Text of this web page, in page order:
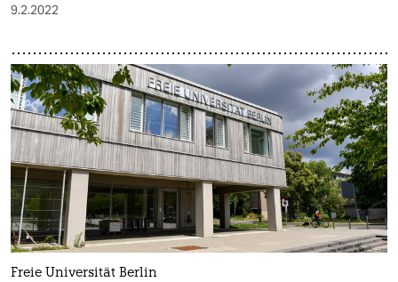
9.2.2022
Freie Universität Berlin